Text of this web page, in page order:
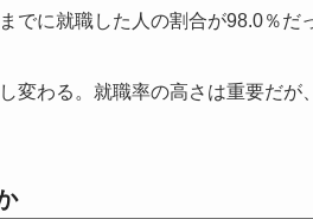
でに就職した人の割合が98.0％だ
変わる。就職率の高さは重要だが